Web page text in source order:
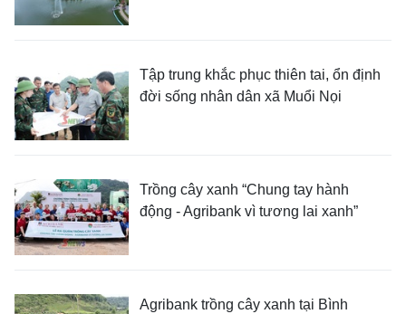
Tập trung khắc phục thiên tai, ổn định
đời sống nhân dân xã Muổi Nọi
Trồng cây xanh “Chung tay hành
động - Agribank vì tương lai xanh”
Agribank trồng cây xanh tại Bình